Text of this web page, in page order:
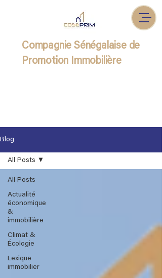
Compagnie Sénégalaise de
Promotion Immobilière
Blog
All Posts
Actualité
économique
&
immobilière
Climat &
Écologie
Lexique
immobilier
All Posts